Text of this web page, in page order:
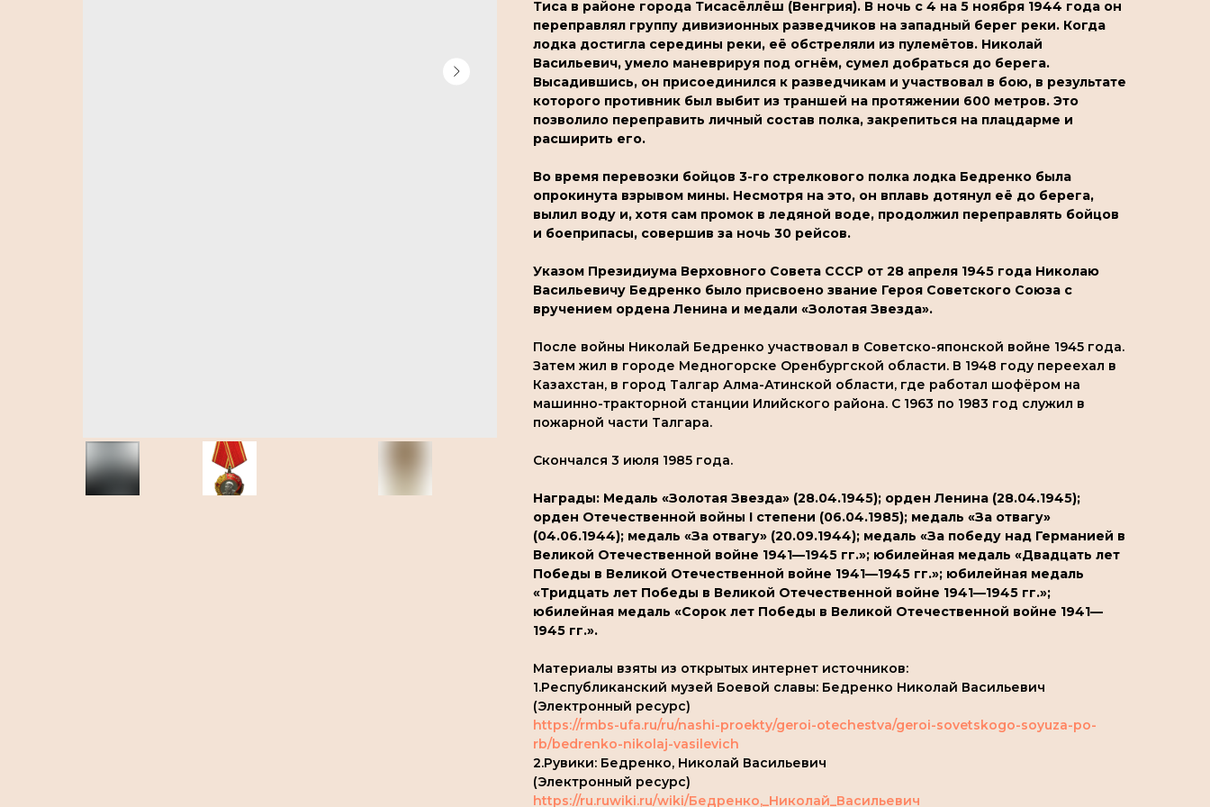
Тиса в районе города Тисасёллёш (Венгрия). В ночь с 4 на 5 ноября 1944 года он
переправлял группу дивизионных разведчиков на западный берег реки. Когда
лодка достигла середины реки, её обстреляли из пулемётов. Николай
Васильевич, умело маневрируя под огнём, сумел добраться до берега.
Высадившись, он присоединился к разведчикам и участвовал в бою, в результате
которого противник был выбит из траншей на протяжении 600 метров. Это
позволило переправить личный состав полка, закрепиться на плацдарме и
расширить его.
Во время перевозки бойцов 3-го стрелкового полка лодка Бедренко была
опрокинута взрывом мины. Несмотря на это, он вплавь дотянул её до берега,
вылил воду и, хотя сам промок в ледяной воде, продолжил переправлять бойцов
и боеприпасы, совершив за ночь 30 рейсов.
Указом Президиума Верховного Совета СССР от 28 апреля 1945 года Николаю
Васильевичу Бедренко было присвоено звание Героя Советского Союза с
вручением ордена Ленина и медали «Золотая Звезда».
После войны Николай Бедренко участвовал в Советско-японской войне 1945 года.
Затем жил в городе Медногорске Оренбургской области. В 1948 году переехал в
Казахстан, в город Талгар Алма-Атинской области, где работал шофёром на
машинно-тракторной станции Илийского района. С 1963 по 1983 год служил в
пожарной части Талгара.
Скончался 3 июля 1985 года.
Награды: Медаль «Золотая Звезда» (28.04.1945); орден Ленина (28.04.1945);
орден Отечественной войны I степени (06.04.1985); медаль «За отвагу»
(04.06.1944); медаль «За отвагу» (20.09.1944); медаль «За победу над Германией в
Великой Отечественной войне 1941—1945 гг.»; юбилейная медаль «Двадцать лет
Победы в Великой Отечественной войне 1941—1945 гг.»; юбилейная медаль
«Тридцать лет Победы в Великой Отечественной войне 1941—1945 гг.»;
юбилейная медаль «Сорок лет Победы в Великой Отечественной войне 1941—
1945 гг.».
Материалы взяты из открытых интернет источников:
1.Республиканский музей Боевой славы: Бедренко Николай Васильевич
(Электронный ресурс)
https://rmbs-ufa.ru/ru/nashi-proekty/geroi-otechestva/geroi-sovetskogo-soyuza-po-
rb/bedrenko-nikolaj-vasilevich
2.Рувики: Бедренко, Николай Васильевич
(Электронный ресурс)
https://ru.ruwiki.ru/wiki/Бедренко,_Николай_Васильевич